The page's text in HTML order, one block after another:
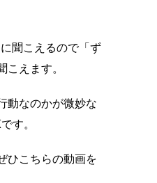
聞こえるので「ず
えます。
動なのかが微妙な
す。
ひこちらの動画を